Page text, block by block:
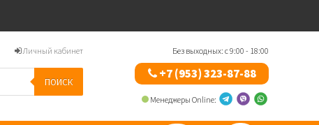
Личный кабинет
ПОИСК
Без выходных: с 9:00 - 18:00
+7 (953) 323-87-88
Менеджеры Online: